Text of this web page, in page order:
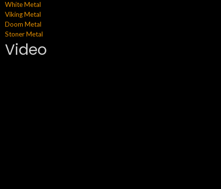
White Metal
Viking Metal
Doom Metal
Stoner Metal
Video